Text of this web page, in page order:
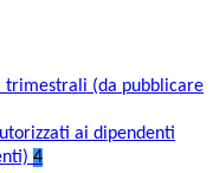
trimestrali (da pubblicare
ai dipendenti
4